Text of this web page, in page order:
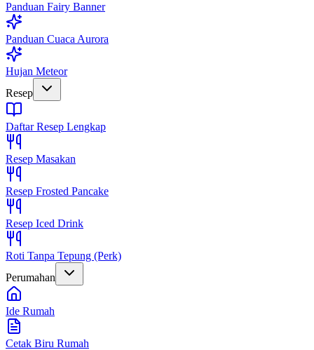
Panduan Fairy Banner
Panduan Cuaca Aurora
Hujan Meteor
Resep
Daftar Resep Lengkap
Resep Masakan
Resep Frosted Pancake
Resep Iced Drink
Roti Tanpa Tepung (Perk)
Perumahan
Ide Rumah
Cetak Biru Rumah